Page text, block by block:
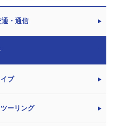
・通信
ブ
ーリング